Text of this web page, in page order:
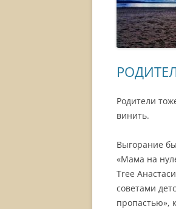
Родители
винить.
Выгорание
«Мама на
Tree
советами
пропастью»,